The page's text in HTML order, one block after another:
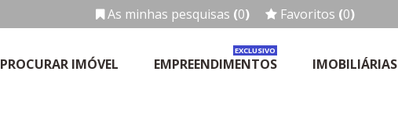
As minhas pesquisas (0) Favoritos (0)
PROCURAR IMÓVEL EMPREENDIMENTOS
EXCLUSIVO
IMOBILIÁRIAS